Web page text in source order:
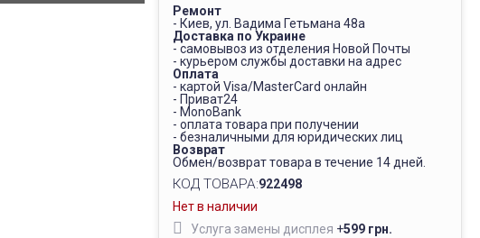
Ремонт
- Киев, ул. Вадима Гетьмана 48а
Доставка по Украине
- самовывоз из отделения Новой Почты
- курьером службы доставки на адрес
Оплата
- картой Visa/MasterCard онлайн
- Приват24
- MonoBank
- оплата товара при получении
- безналичными для юридических лиц
Возврат
Обмен/возврат товара в течение 14 дней.
КОД ТОВАРА:922498
Нет в наличии
Услуга замены дисплея +599 грн.